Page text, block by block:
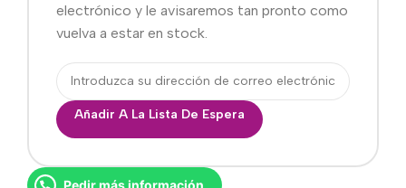
electrónico y le avisaremos tan pronto como
vuelva a estar en stock.
Añadir A La Lista De Espera
Pedir más información